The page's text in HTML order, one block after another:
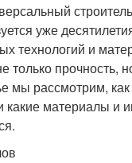
уже
технологий и
только прочность,
мы рассмотрим, как
какие материалы и